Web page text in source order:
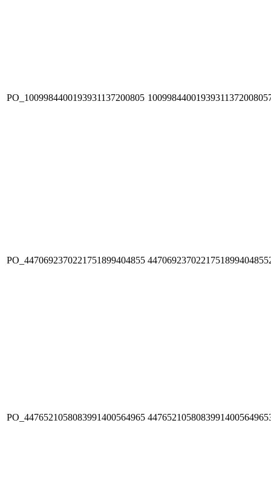
PO_1009984400193931137200805
PO_4470692370221751899404855
PO_4476521058083991400564965